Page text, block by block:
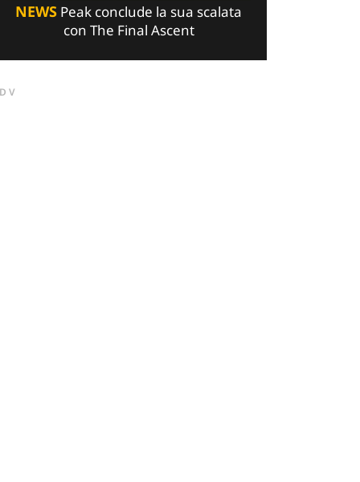
NEWS Peak conclude la sua scalata
con The Final Ascent